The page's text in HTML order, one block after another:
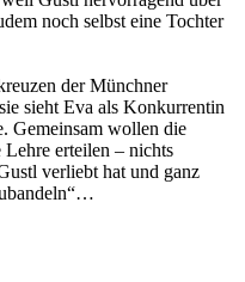
noch selbst eine Tochter
der Münchner
sieht Eva als Konkurrentin
Gemeinsam wollen die
Lehre erteilen – nichts
verliebt hat und ganz